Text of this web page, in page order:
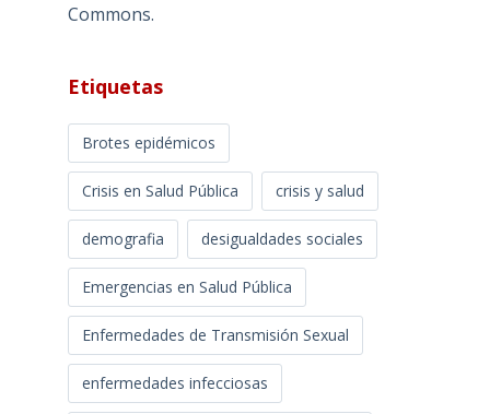
Commons.
Etiquetas
Brotes epidémicos
Crisis en Salud Pública crisis y salud
demografia desigualdades sociales
Emergencias en Salud Pública
Enfermedades de Transmisión Sexual
enfermedades infecciosas